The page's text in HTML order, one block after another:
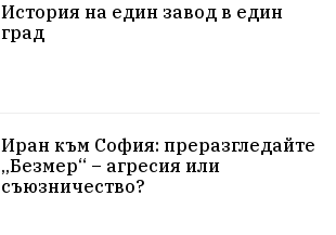
История на един завод в един
град
Иран към София: преразгледайте
„Безмер“ – агресия или
съюзничество?